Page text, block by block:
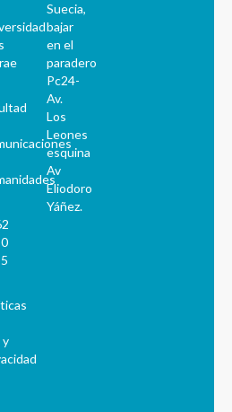
y
Suecia,
bajar
en el
paradero
Pc24-
Av.
Los
Leones
esquina
Av
Eliodoro
Yáñez.